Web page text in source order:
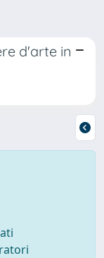
d'arte in